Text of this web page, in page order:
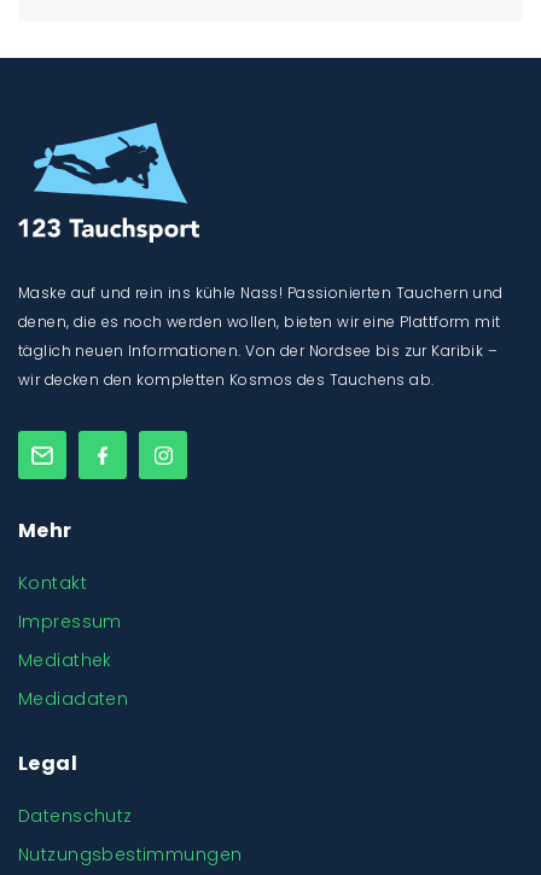
Maske auf und rein ins kühle Nass! Passionierten Tauchern und
denen, die es noch werden wollen, bieten wir eine Plattform mit
täglich neuen Informationen. Von der Nordsee bis zur Karibik –
wir decken den kompletten Kosmos des Tauchens ab.
Mehr
Kontakt
Impressum
Mediathek
Mediadaten
Legal
Datenschutz
Nutzungsbestimmungen